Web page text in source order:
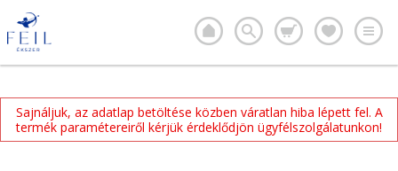
Sajnáljuk, az adatlap betöltése közben váratlan hiba lépett fel. A
termék paramétereiről kérjük érdeklődjön ügyfélszolgálatunkon!